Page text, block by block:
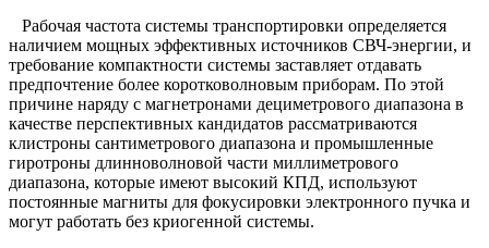
Рабочая частота системы транспортировки определяется
наличием мощных эффективных источников СВЧ-энергии, и
требование компактности системы заставляет отдавать
предпочтение более коротковолновым приборам. По этой
причине наряду с магнетронами дециметрового диапазона в
качестве перспективных кандидатов рассматриваются
клистроны сантиметрового диапазона и промышленные
гиротроны длинноволновой части миллиметрового
диапазона, которые имеют высокий КПД, используют
постоянные магниты для фокусировки электронного пучка и
могут работать без криогенной системы.